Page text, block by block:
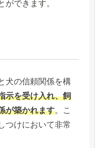
ができます。
犬の信頼関係を構
示を受け入れ、飼
が築かれます。こ
つけにおいて非常